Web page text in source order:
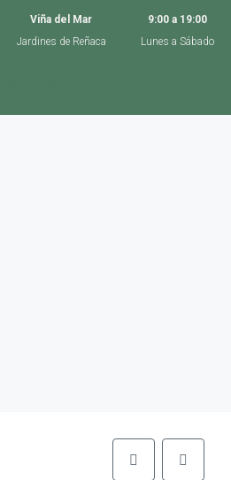
Viña del Mar
Jardines de Reñaca
9:00 a 19:00
Lunes a Sábado